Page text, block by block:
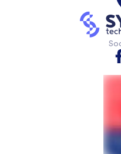
Contact opnemen
Industriële Automatisering
Mechanical Engineers
Software & Electrical
Monteurs Technische